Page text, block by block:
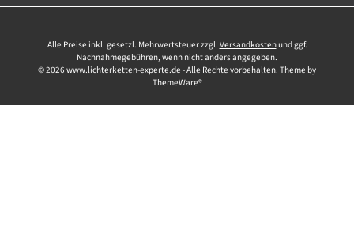
Alle Preise inkl. gesetzl. Mehrwertsteuer zzgl. Versandkostenund ggf.
Nachnahmegebühren, wenn nicht anders angegeben.
© 2026 www.lichterketten-experte.de - Alle Rechte vorbehalten. Theme by
ThemeWare®